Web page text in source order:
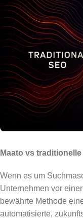
Maato vs
Wenn es um
Unternehmen vor
bewährte Methode
automatisierte,